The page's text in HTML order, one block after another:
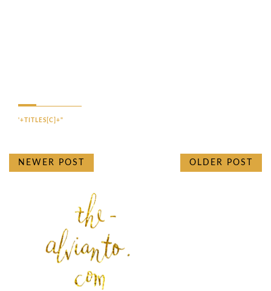
'+TITLES[C]+"
NEWER POST OLDER POST